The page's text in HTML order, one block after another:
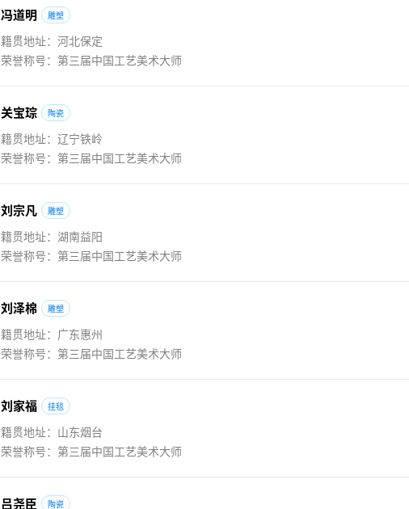
冯道明 雕塑
籍贯地址：河北保定
荣誉称号：第三届中国工艺美术大师
关宝琮 陶瓷
籍贯地址：辽宁铁岭
荣誉称号：第三届中国工艺美术大师
刘宗凡 雕塑
籍贯地址：湖南益阳
荣誉称号：第三届中国工艺美术大师
刘泽棉 雕塑
籍贯地址：广东惠州
荣誉称号：第三届中国工艺美术大师
刘家福 挂毯
籍贯地址：山东烟台
荣誉称号：第三届中国工艺美术大师
吕尧臣 陶瓷